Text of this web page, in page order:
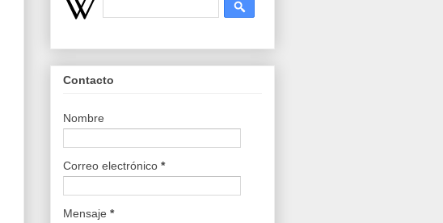
Contacto
Nombre
Correo electrónico *
Mensaje *